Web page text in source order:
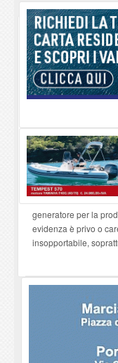
“Diamanti all’Inferno
Mola ripulita dagli
La grave carenza di
generatore per la
evidenza è privo o
insopportabile,